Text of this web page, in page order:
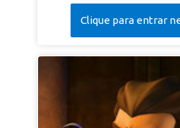
Clique para entrar